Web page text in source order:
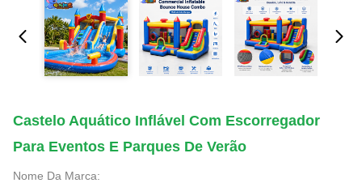
Castelo Aquático Inflável Com Escorregador
Para Eventos E Parques De Verão
Nome Da Marca: